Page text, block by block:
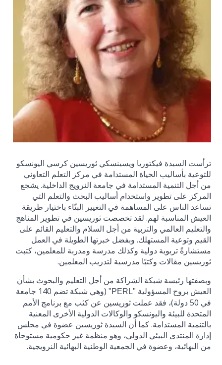
ترأست السيدة فيكتوريا ويسينسكي ثوريسين كرسي اليونسكو
للتوعية بأساليب الحياة المستدامة في مركز التعلم التعاوني
من أجل التنمية المستدامة في جامعة النرويج الداخلية. يشجع
المركز على تطوير واستخدام أساليب البحث والتعلم التي
تساعد الناس على المساهمة في التغيير البنّاء باختيار طريقة
العيش المناسبة لهم. لقد تخصصت ثوريسين في تطوير المناهج
والتعليم العالمي والتربية من أجل السلام والتعليم القائم على
القيم وتوعية المستهلك. وبفضل خبرتها الطويلة في العمل
مستشارةً تربوية دولية وكذلك مدرسة ومدربة للمعلمين، كتبت
ثوريسين مقالات وكتبًا مدرسية لتدريب المعلمين.
وبصفتها رئيسة شبكة الشراكة من أجل التعليم والبحوث بشأن
العيش بروح المسؤولية "PERL"
(وهي شبكة تضم 140 جامعة
في 50 دولة)، فقد عملت ثوريسين عن كثب مع برنامج الأمم
المتحدة للبيئة واليونسكو والوكالات الدولية الأخرى المعنية
بالتنمية المستدامة. كما أن السيدة ثوريسين عضوة في مجلس
إدارة المنتدى البيئي الدولي، وهو منظمة غير حكومية مستوحاة
من البهائية، وعضوة في الجمعية الوطنية البهائية النرويجية.